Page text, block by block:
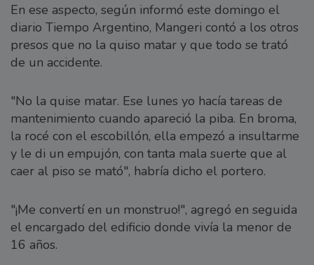
En ese aspecto, según informó este domingo el
diario Tiempo Argentino, Mangeri contó a los otros
presos que no la quiso matar y que todo se trató
de un accidente.
"No la quise matar. Ese lunes yo hacía tareas de
mantenimiento cuando apareció la piba. En broma,
la rocé con el escobillón, ella empezó a insultarme
y le di un empujón, con tanta mala suerte que al
caer al piso se mató", habría dicho el portero.
"¡Me convertí en un monstruo!", agregó en seguida
el encargado del edificio donde vivía la menor de
16 años.